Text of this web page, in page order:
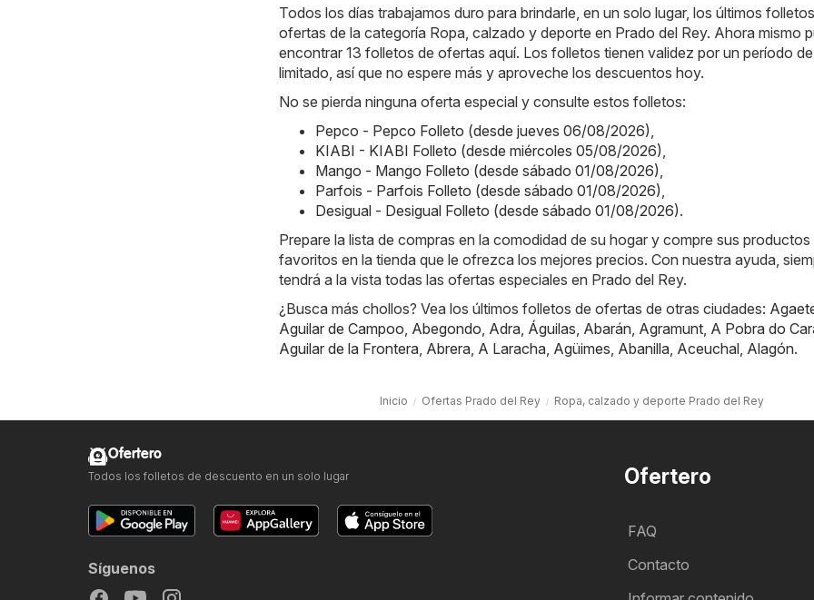
Todos los días trabajamos duro para brindarle, en un solo lugar, los últimos
ofertas de la categoría Ropa, calzado y deporte en Prado del Rey. Ahora mismo
encontrar 13 folletos de ofertas aquí. Los folletos tienen validez por un período
limitado, así que no espere más y aproveche los descuentos hoy.
No se pierda ninguna oferta especial y consulte estos folletos:
Pepco - Pepco Folleto (desde jueves 06/08/2026),
KIABI - KIABI Folleto (desde miércoles 05/08/2026),
Mango - Mango Folleto (desde sábado 01/08/2026),
Parfois - Parfois Folleto (desde sábado 01/08/2026),
Desigual - Desigual Folleto (desde sábado 01/08/2026).
Prepare la lista de compras en la comodidad de su hogar y compre sus productos
favoritos en la tienda que le ofrezca los mejores precios. Con nuestra ayuda,
tendrá a la vista todas las ofertas especiales en Prado del Rey.
¿Busca más chollos? Vea los últimos folletos de ofertas de otras ciudades:
Aguilar de Campoo, Abegondo, Adra, Águilas, Abarán, Agramunt, A Pobra do
Aguilar de la Frontera, Abrera, A Laracha, Agüimes, Abanilla, Aceuchal, Alagón.
Inicio Ofertas Prado del Rey Ropa, calzado y deporte Prado del Rey
Ofertero
FAQ
Contacto
Ofertero
Todos los folletos de descuento en un solo lugar
Síguenos